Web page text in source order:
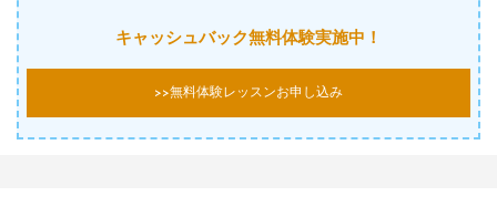
キャッシュバック無料体験実施中！
>>無料体験レッスンお申し込み